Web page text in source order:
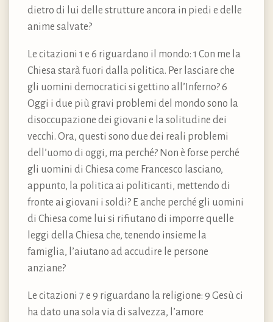
dietro di lui delle strutture ancora in piedi e delle
anime salvate?
Le citazioni 1 e 6 riguardano il mondo: 1 Con me la
Chiesa starà fuori dalla politica. Per lasciare che
gli uomini democratici si gettino all’Inferno? 6
Oggi i due più gravi problemi del mondo sono la
disoccupazione dei giovani e la solitudine dei
vecchi. Ora, questi sono due dei reali problemi
dell’uomo di oggi, ma perché? Non è forse perché
gli uomini di Chiesa come Francesco lasciano,
appunto, la politica ai politicanti, mettendo di
fronte ai giovani i soldi? E anche perché gli uomini
di Chiesa come lui si rifiutano di imporre quelle
leggi della Chiesa che, tenendo insieme la
famiglia, l’aiutano ad accudire le persone
anziane?
Le citazioni 7 e 9 riguardano la religione: 9 Gesù ci
ha dato una sola via di salvezza, l’amore